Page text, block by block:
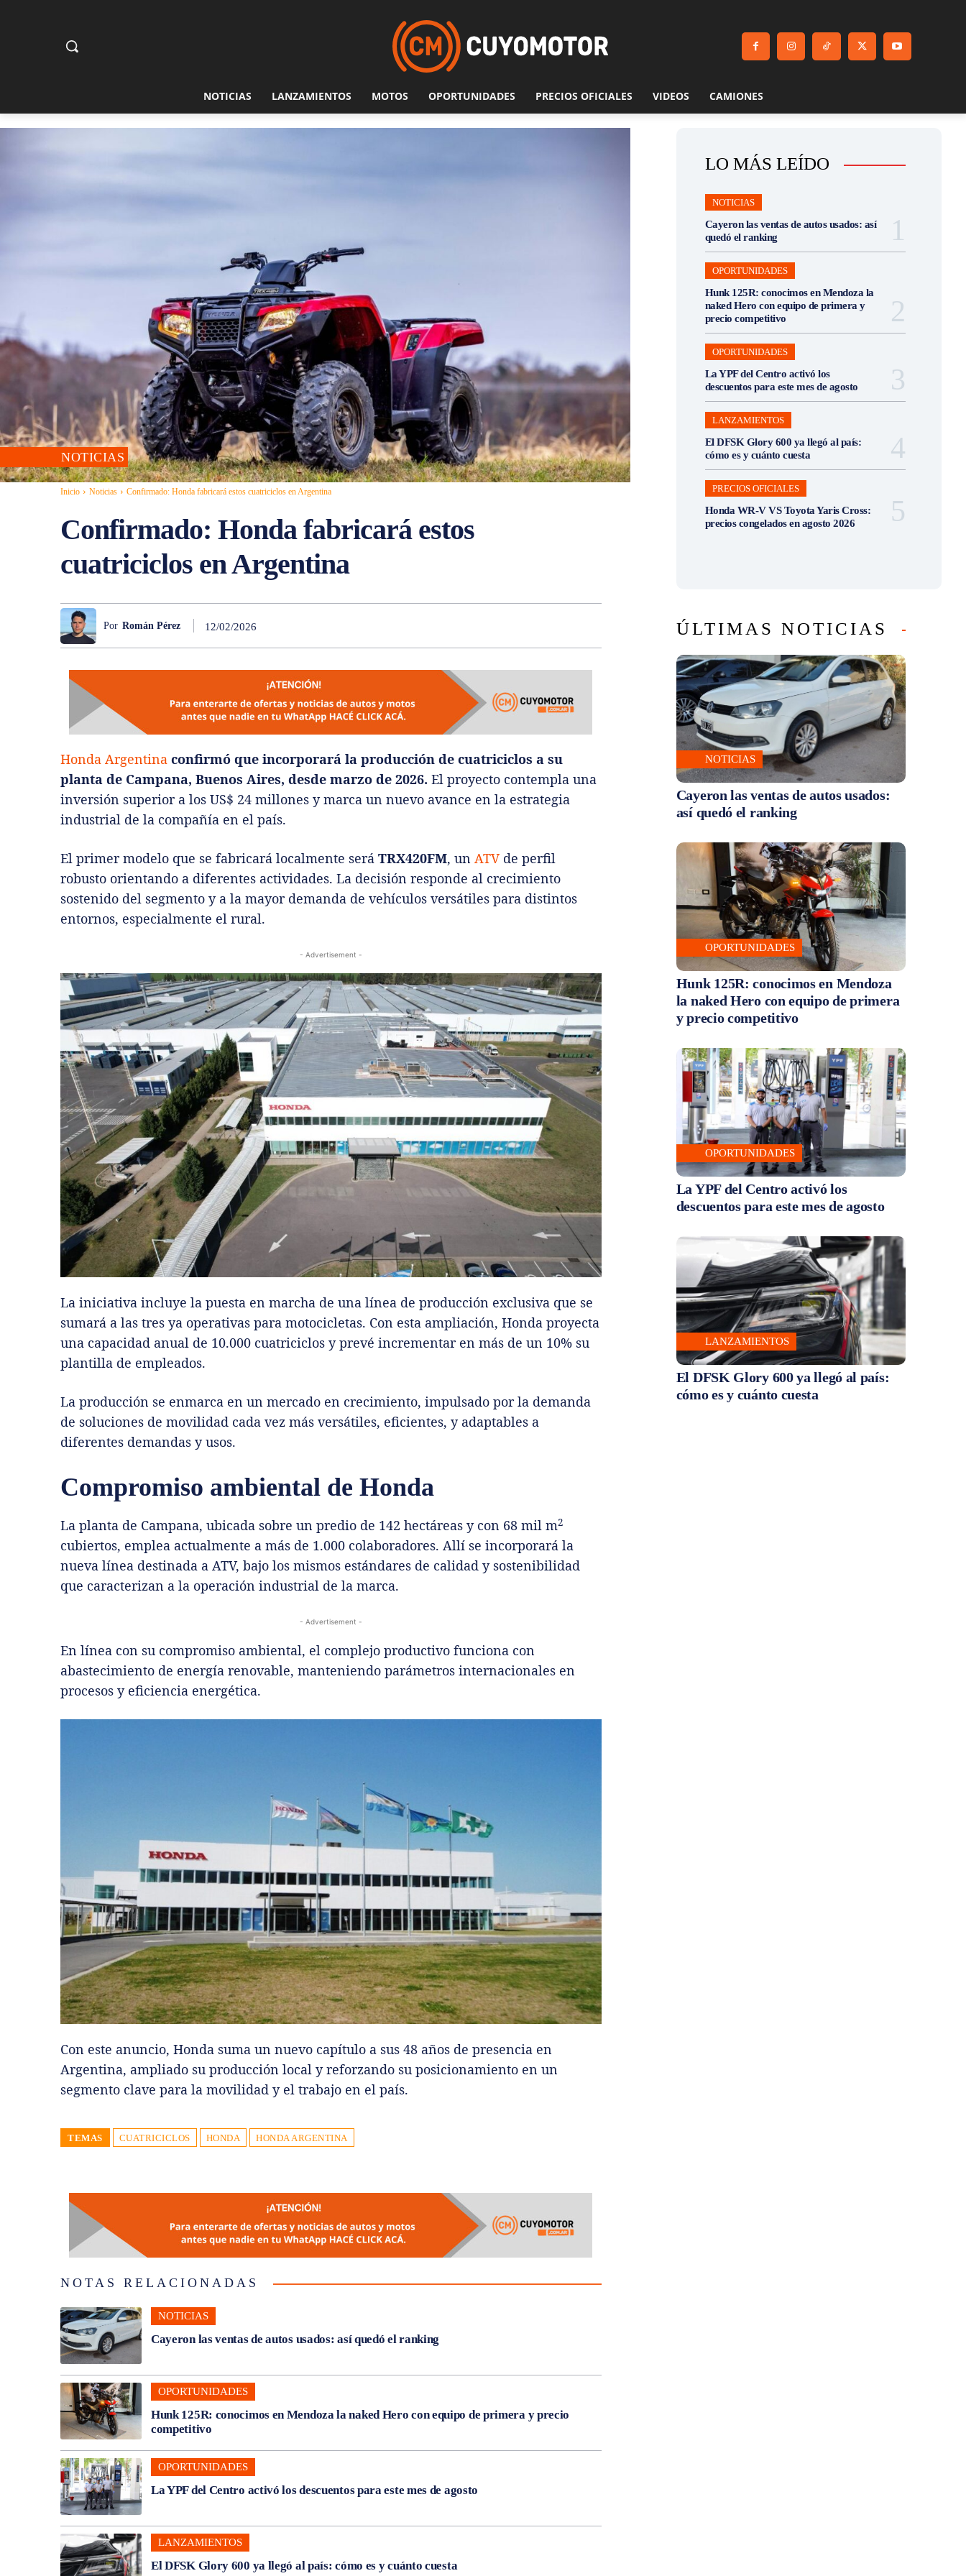
NOTICIAS LANZAMIENTOS MOTOS OPORTUNIDADES PRECIOS OFICIALES VIDEOS CAMIONES
NOTICIAS
Inicio Noticias Confirmado: Honda fabricará estos cuatriciclos en Argentina
Confirmado: Honda fabricará estos
cuatriciclos en Argentina
Por Román Pérez 12/02/2026
Honda Argentina confirmó que incorporará la producción de cuatriciclos a su
planta de Campana, Buenos Aires, desde marzo de 2026. El proyecto contempla una
inversión superior a los US$ 24 millones y marca un nuevo avance en la estrategia
industrial de la compañía en el país.
El primer modelo que se fabricará localmente será TRX420FM, un ATVde perfil
robusto orientando a diferentes actividades. La decisión responde al crecimiento
sostenido del segmento y a la mayor demanda de vehículos versátiles para distintos
entornos, especialmente el rural.
- Advertisement -
La iniciativa incluye la puesta en marcha de una línea de producción exclusiva que se
sumará a las tres ya operativas para motocicletas. Con esta ampliación, Honda proyecta
una capacidad anual de 10.000 cuatriciclos y prevé incrementar en más de un 10% su
plantilla de empleados.
La producción se enmarca en un mercado en crecimiento, impulsado por la demanda
de soluciones de movilidad cada vez más versátiles, eficientes, y adaptables a
diferentes demandas y usos.
Compromiso ambiental de Honda
La planta de Campana, ubicada sobre un predio de 142 hectáreas y con 68 mil m2
cubiertos, emplea actualmente a más de 1.000 colaboradores. Allí se incorporará la
nueva línea destinada a ATV, bajo los mismos estándares de calidad y sostenibilidad
que caracterizan a la operación industrial de la marca.
- Advertisement -
En línea con su compromiso ambiental, el complejo productivo funciona con
abastecimiento de energía renovable, manteniendo parámetros internacionales en
procesos y eficiencia energética.
Con este anuncio, Honda suma un nuevo capítulo a sus 48 años de presencia en
Argentina, ampliado su producción local y reforzando su posicionamiento en un
segmento clave para la movilidad y el trabajo en el país.
TEMAS CUATRICICLOS HONDA HONDA ARGENTINA
NOTAS RELACIONADAS
NOTICIAS
Cayeron las ventas de autos usados: así quedó el ranking
OPORTUNIDADES
Hunk 125R: conocimos en Mendoza la naked Hero con equipo de primera y precio
competitivo
OPORTUNIDADES
La YPF del Centro activó los descuentos para este mes de agosto
LANZAMIENTOS
El DFSK Glory 600 ya llegó al país: cómo es y cuánto cuesta
LO MÁS LEÍDO
NOTICIAS
Cayeron las ventas de autos usados: así
quedó el ranking
OPORTUNIDADES
Hunk 125R: conocimos en Mendoza la
naked Hero con equipo de primera y
precio competitivo
OPORTUNIDADES
La YPF del Centro activó los
descuentos para este mes de agosto
LANZAMIENTOS
El DFSK Glory 600 ya llegó al país:
cómo es y cuánto cuesta
PRECIOS OFICIALES
Honda WR-V VS Toyota Yaris Cross:
precios congelados en agosto 2026
ÚLTIMAS NOTICIAS
NOTICIAS
Cayeron las ventas de autos usados:
así quedó el ranking
OPORTUNIDADES
Hunk 125R: conocimos en Mendoza
la naked Hero con equipo de primera
y precio competitivo
OPORTUNIDADES
La YPF del Centro activó los
descuentos para este mes de agosto
LANZAMIENTOS
El DFSK Glory 600 ya llegó al país:
cómo es y cuánto cuesta